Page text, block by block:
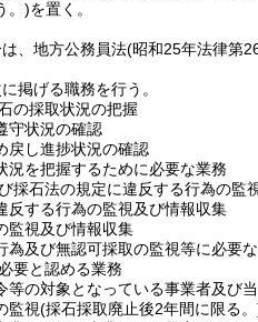
。)を置く。
、地方公務員法(昭和25年法律第
掲げる職務を行う。
の採取状況の把握
守状況の確認
戻し進捗状況の確認
況を把握するために必要な業務
採石法の規定に違反する行為の監
反する行為の監視及び情報収集
監視及び情報収集
為及び無認可採取の監視等に必要
要と認める業務
等の対象となっている事業者及び
監視(採石採取廃止後2年間に限る